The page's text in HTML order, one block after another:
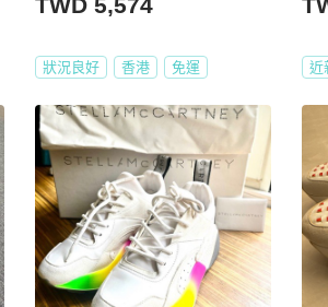
狀況良好 香港 免運 近